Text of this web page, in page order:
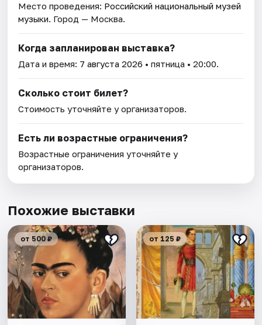
Место проведения: Российский национальный музей
музыки. Город — Москва.
Когда запланирован выставка?
Дата и время: 7 августа 2026 • пятница • 20:00.
Сколько стоит билет?
Стоимость уточняйте у организаторов.
Есть ли возрастные ограничения?
Возрастные ограничения уточняйте у
организаторов.
Похожие выставки
от 500 ₽ от 125 ₽